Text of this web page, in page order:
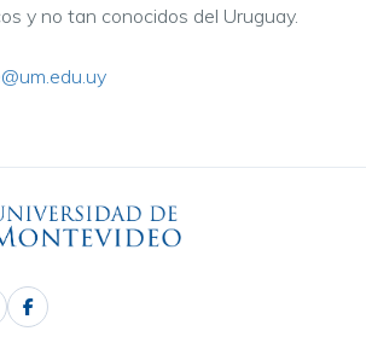
y no tan conocidos del Uruguay.